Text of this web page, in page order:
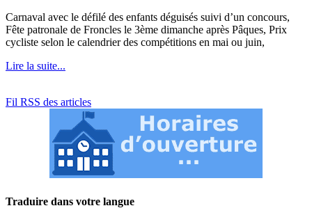
Carnaval avec le défilé des enfants déguisés suivi d’un concours,
Fête patronale de Froncles le 3ème dimanche après Pâques, Prix
cycliste selon le calendrier des compétitions en mai ou juin,
Lire la suite...
Fil RSS des articles
Traduire dans votre langue